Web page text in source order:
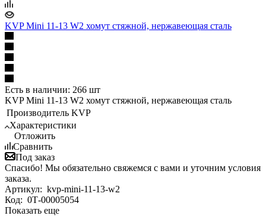
KVP Mini 11-13 W2 хомут стяжной, нержавеющая сталь
Есть в наличии: 266 шт
KVP Mini 11-13 W2 хомут стяжной, нержавеющая сталь
Производитель KVP
Характеристики
Отложить
Сравнить
Под заказ
Спасибо! Мы обязательно свяжемся с вами и уточним условия
заказа.
Артикул: kvp-mini-11-13-w2
Код: 0Т-00005054
Показать еще